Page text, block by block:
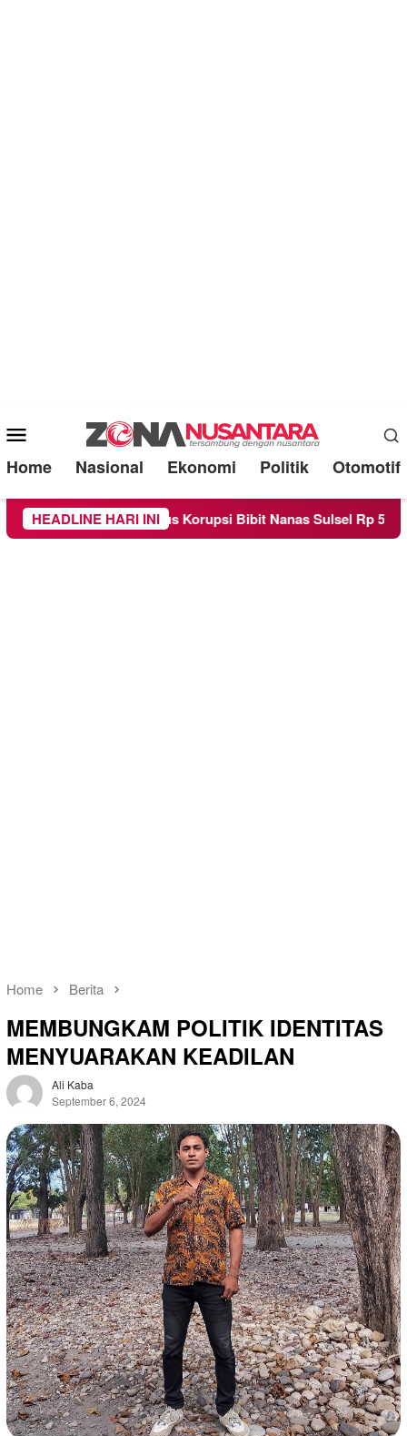
Mobile
Menu
Home Nasional Ekonomi Politik Otomotif
HEADLINE HARI INI
Korupsi Bibit Nanas Sulsel Rp 52,4 Miliar
Home Berita
MEMBUNGKAM POLITIK IDENTITAS
MENYUARAKAN KEADILAN
Ali Kaba
September 6, 2024